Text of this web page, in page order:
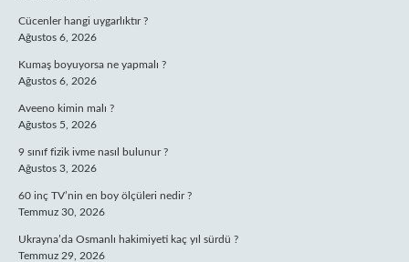
Cücenler hangi uygarlıktır ?
Ağustos 6, 2026
Kumaş boyuyorsa ne yapmalı ?
Ağustos 6, 2026
Aveeno kimin malı ?
Ağustos 5, 2026
9 sınıf fizik ivme nasıl bulunur ?
Ağustos 3, 2026
60 inç TV’nin en boy ölçüleri nedir ?
Temmuz 30, 2026
Ukrayna’da Osmanlı hakimiyeti kaç yıl sürdü ?
Temmuz 29, 2026